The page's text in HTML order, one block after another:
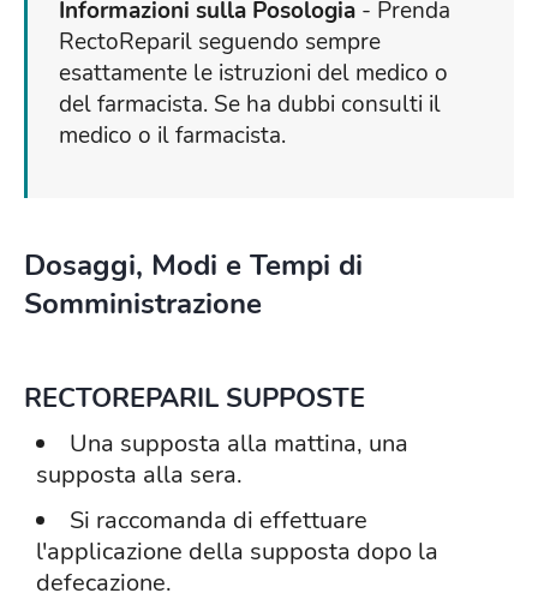
Informazioni sulla Posologia - Prenda
RectoReparil seguendo sempre
esattamente le istruzioni del medico o
del farmacista. Se ha dubbi consulti il
medico o il farmacista.
Dosaggi, Modi e Tempi di
Somministrazione
RECTOREPARIL SUPPOSTE
Una supposta alla mattina, una
supposta alla sera.
Si raccomanda di effettuare
l'applicazione della supposta dopo la
defecazione.